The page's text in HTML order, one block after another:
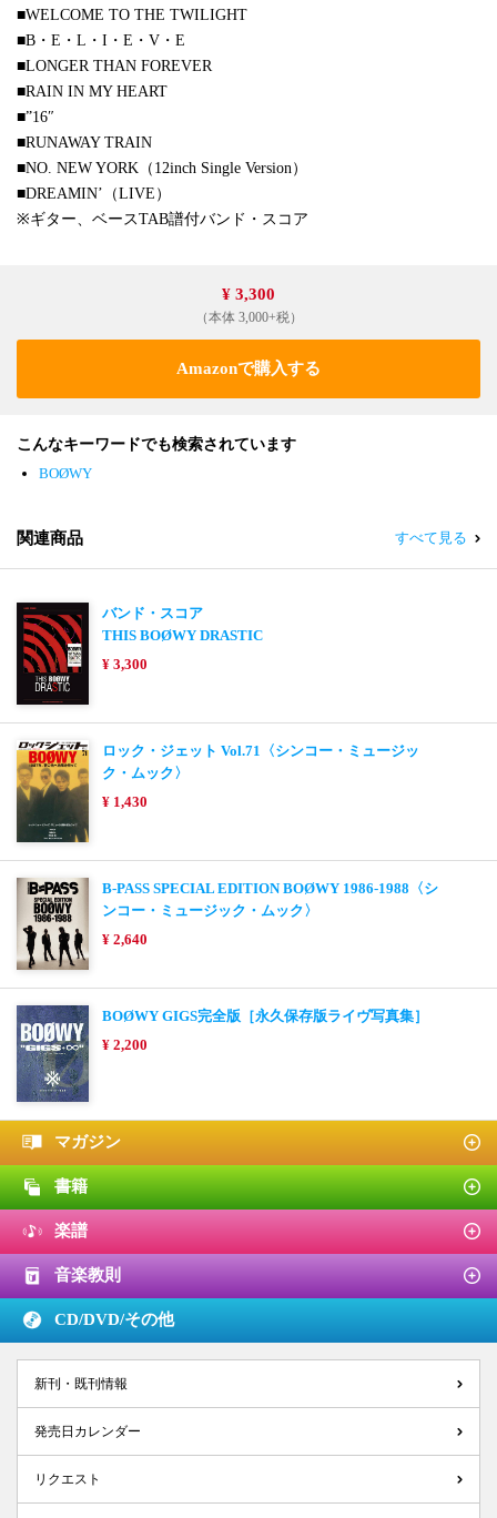
■WELCOME TO THE TWILIGHT
■B・E・L・I・E・V・E
■LONGER THAN FOREVER
■RAIN IN MY HEART
■”16″
■RUNAWAY TRAIN
■NO. NEW YORK（12inch Single Version）
■DREAMIN’（LIVE）
※ギター、ベースTAB譜付バンド・スコア
¥ 3,300
（本体 3,000+税）
Amazonで購入する
こんなキーワードでも検索されています
BOØWY
関連商品 すべて見る
バンド・スコア
THIS BOØWY DRASTIC
¥ 3,300
ロック・ジェット Vol.71〈シンコー・ミュージッ
ク・ムック〉
¥ 1,430
B-PASS SPECIAL EDITION BOØWY 1986-1988〈シ
ンコー・ミュージック・ムック〉
¥ 2,640
BOØWY GIGS完全版［永久保存版ライヴ写真集］
¥ 2,200
マガジン
書籍
楽譜
音楽教則
CD/DVD/その他
新刊・既刊情報
発売日カレンダー
リクエスト